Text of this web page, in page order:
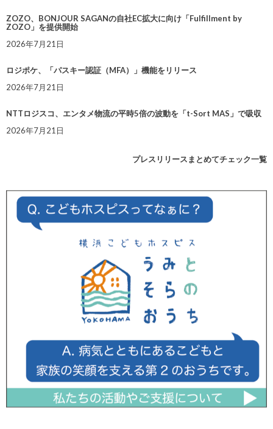
ZOZO、BONJOUR SAGANの自社EC拡大に向け「Fulfillment by
ZOZO」を提供開始
2026年7月21日
ロジポケ、「パスキー認証（MFA）」機能をリリース
2026年7月21日
NTTロジスコ、エンタメ物流の平時5倍の波動を「t-Sort MAS」で吸収
2026年7月21日
プレスリリースまとめてチェック一覧